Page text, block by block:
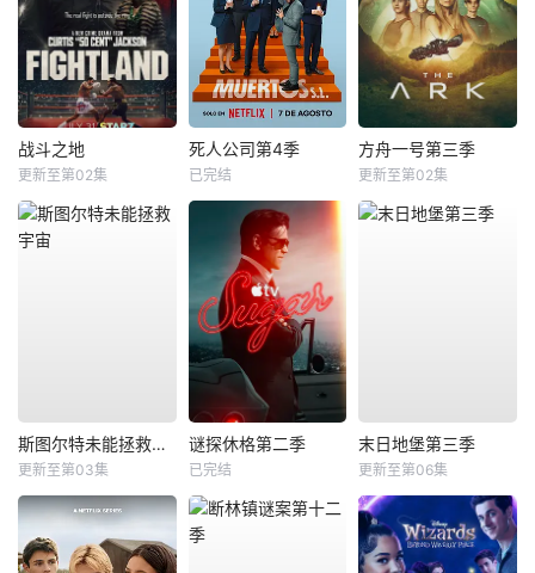
战斗之地
更新至第02集
死人公司第4季
已完结
方舟一号第三季
更新至第02集
斯图尔特未能拯救宇宙
更新至第03集
谜探休格第二季
已完结
末日地堡第三季
更新至第06集